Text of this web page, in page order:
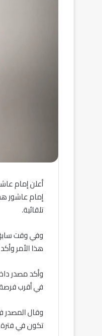
أعلن إمام
إمام عاشور
تلقائية.
وفي وقت
هذا الأمر
وأكد مصدر
في أقرب
وقال المصدر
تكون في فترة